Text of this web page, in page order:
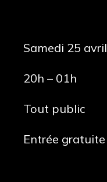
Samedi 25 avril
20h – 01h
Tout public
Entrée gratuite